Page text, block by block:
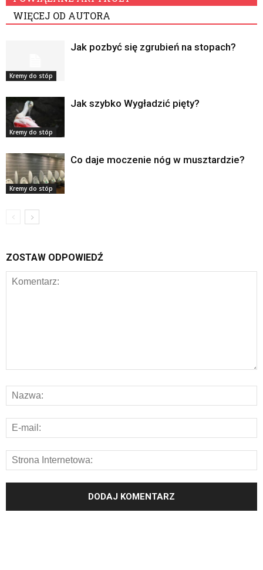
WIĘCEJ OD AUTORA
Kremy do stóp
Jak pozbyć się zgrubień na stopach?
Kremy do stóp
Jak szybko Wygładzić pięty?
Kremy do stóp
Co daje moczenie nóg w musztardzie?
ZOSTAW ODPOWIEDŹ